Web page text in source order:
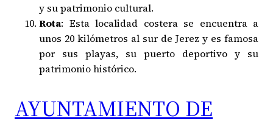
y su patrimonio cultural.
Rota: Esta localidad costera se encuentra a
unos 20 kilómetros al sur de Jerez y es famosa
por sus playas, su puerto deportivo y su
patrimonio histórico.
AYUNTAMIENTO DE